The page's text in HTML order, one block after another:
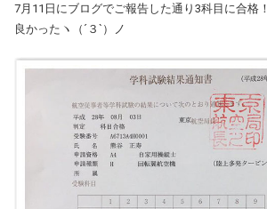
7月11日にブログでご報告した通り3科目に合格！
良かったヽ（´３`）ノ